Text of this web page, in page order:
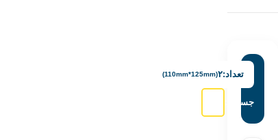
تعداد:۲(110mm*125mm)
جستجو: